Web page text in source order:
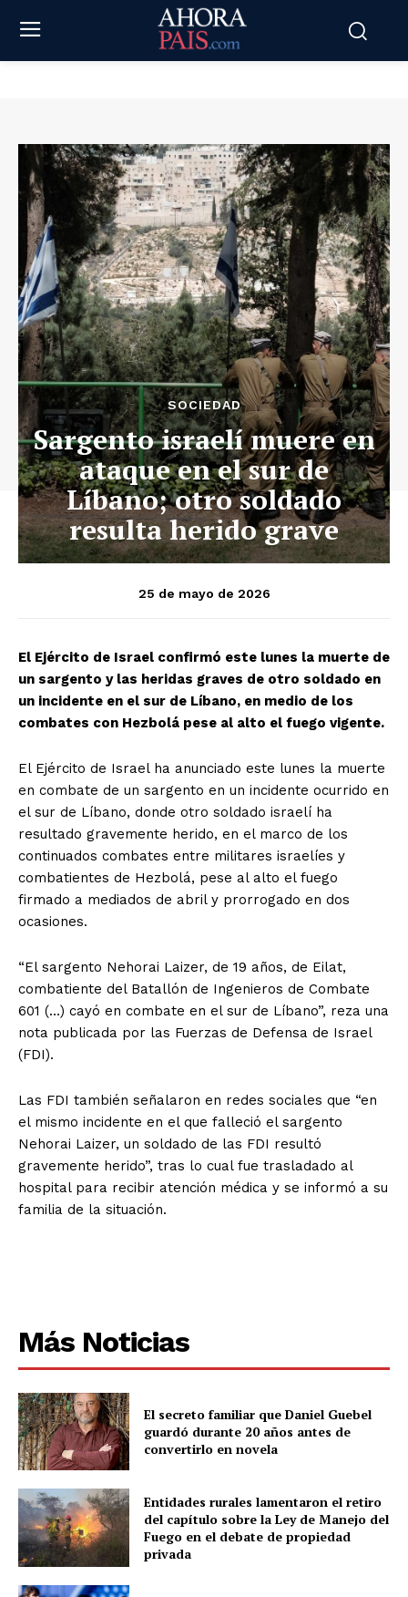
SOCIEDAD
Sargento israelí muere en
ataque en el sur de
Líbano; otro soldado
resulta herido grave
25 de mayo de 2026
El Ejército de Israel confirmó este lunes la muerte de
un sargento y las heridas graves de otro soldado en
un incidente en el sur de Líbano, en medio de los
combates con Hezbolá pese al alto el fuego vigente.
El Ejército de Israel ha anunciado este lunes la muerte
en combate de un sargento en un incidente ocurrido en
el sur de Líbano, donde otro soldado israelí ha
resultado gravemente herido, en el marco de los
continuados combates entre militares israelíes y
combatientes de Hezbolá, pese al alto el fuego
firmado a mediados de abril y prorrogado en dos
ocasiones.
“El sargento Nehorai Laizer, de 19 años, de Eilat,
combatiente del Batallón de Ingenieros de Combate
601 (…) cayó en combate en el sur de Líbano”, reza una
nota publicada por las Fuerzas de Defensa de Israel
(FDI).
Las FDI también señalaron en redes sociales que “en
el mismo incidente en el que falleció el sargento
Nehorai Laizer, un soldado de las FDI resultó
gravemente herido”, tras lo cual fue trasladado al
hospital para recibir atención médica y se informó a su
familia de la situación.
Más Noticias
El secreto familiar que Daniel Guebel
guardó durante 20 años antes de
convertirlo en novela
Entidades rurales lamentaron el retiro
del capítulo sobre la Ley de Manejo del
Fuego en el debate de propiedad
privada